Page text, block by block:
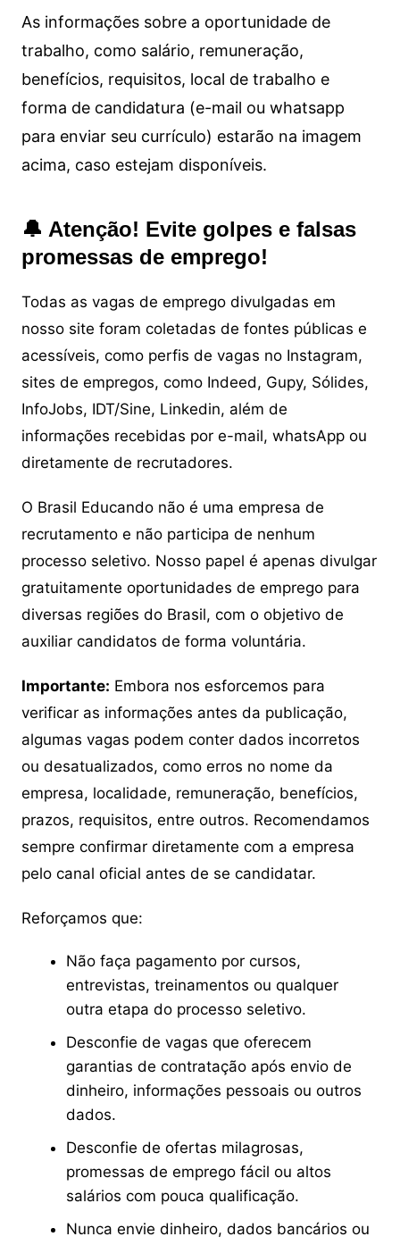
As informações sobre a oportunidade de
trabalho, como salário, remuneração,
benefícios, requisitos, local de trabalho e
forma de candidatura (e-mail ou whatsapp
para enviar seu currículo) estarão na imagem
acima, caso estejam disponíveis.
🔔 Atenção! Evite golpes e falsas
promessas de emprego!
Todas as vagas de emprego divulgadas em
nosso site foram coletadas de fontes públicas e
acessíveis, como perfis de vagas no Instagram,
sites de empregos, como Indeed, Gupy, Sólides,
InfoJobs, IDT/Sine, Linkedin, além de
informações recebidas por e-mail, whatsApp ou
diretamente de recrutadores.
O Brasil Educando não é uma empresa de
recrutamento e não participa de nenhum
processo seletivo. Nosso papel é apenas divulgar
gratuitamente oportunidades de emprego para
diversas regiões do Brasil, com o objetivo de
auxiliar candidatos de forma voluntária.
Importante: Embora nos esforcemos para
verificar as informações antes da publicação,
algumas vagas podem conter dados incorretos
ou desatualizados, como erros no nome da
empresa, localidade, remuneração, benefícios,
prazos, requisitos, entre outros. Recomendamos
sempre confirmar diretamente com a empresa
pelo canal oficial antes de se candidatar.
Reforçamos que:
Não faça pagamento por cursos,
entrevistas, treinamentos ou qualquer
outra etapa do processo seletivo.
Desconfie de vagas que oferecem
garantias de contratação após envio de
dinheiro, informações pessoais ou outros
dados.
Desconfie de ofertas milagrosas,
promessas de emprego fácil ou altos
salários com pouca qualificação.
Nunca envie dinheiro, dados bancários ou